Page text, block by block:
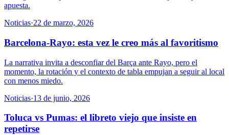
apuesta.
Noticias·22 de marzo, 2026
Barcelona-Rayo: esta vez le creo más al favoritismo
La narrativa invita a desconfiar del Barça ante Rayo, pero el
momento, la rotación y el contexto de tabla empujan a seguir al local
con menos miedo.
Noticias·13 de junio, 2026
Toluca vs Pumas: el libreto viejo que insiste en
repetirse